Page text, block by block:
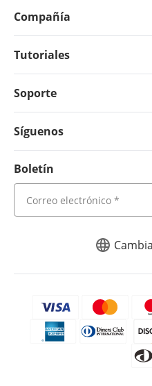
Compañía
Tutoriales
Soporte
Síguenos
Boletín